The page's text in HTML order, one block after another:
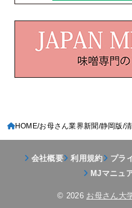
HOME お母さん業界新聞 静岡版
会社概要 利用規約 プラ
MJマニュ
© 2026 お母さん大